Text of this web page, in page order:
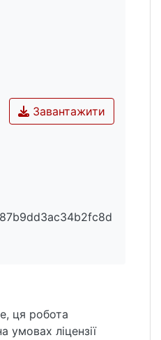
Завантажити
ця робота
умовах ліцензії